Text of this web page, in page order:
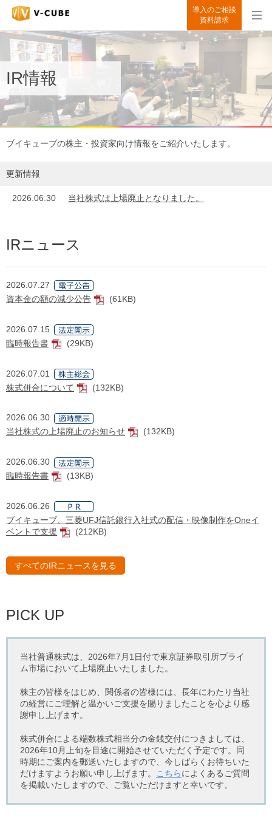
導入のご相談
資料請求
IR情報
ブイキューブの株主・投資家向け情報をご紹介いたします。
更新情報
2026.06.30 当社株式は上場廃止となりました。
IRニュース
2026.07.27
資本金の額の減少公告
[PDF]
(61KB)
2026.07.15
臨時報告書
[PDF]
(29KB)
2026.07.01
株式併合について
[PDF]
(132KB)
2026.06.30
当社株式の上場廃止のお知らせ
[PDF]
(132KB)
2026.06.30
臨時報告書
[PDF]
(13KB)
2026.06.26
ブイキューブ、三菱UFJ信託銀行入社式の配信・映像制作をOneイ
ベントで支援
[PDF]
(212KB)
すべてのIRニュースを見る
PICK UP
当社普通株式は、2026年7月1日付で東京証券取引所プライ
ム市場において上場廃止いたしました。
株主の皆様をはじめ、関係者の皆様には、長年にわたり当社
の経営にご理解と温かいご支援を賜りましたことを心より感
謝申し上げます。
株式併合による端数株式相当分の金銭交付につきましては、
2026年10月上旬を目途に開始させていただく予定です。同
時期にご案内を郵送いたしますので、今しばらくお待ちいた
だけますようお願い申し上げます。
こちらによくあるご質問
を掲載いたしますので、ご覧いただけますと幸いです。